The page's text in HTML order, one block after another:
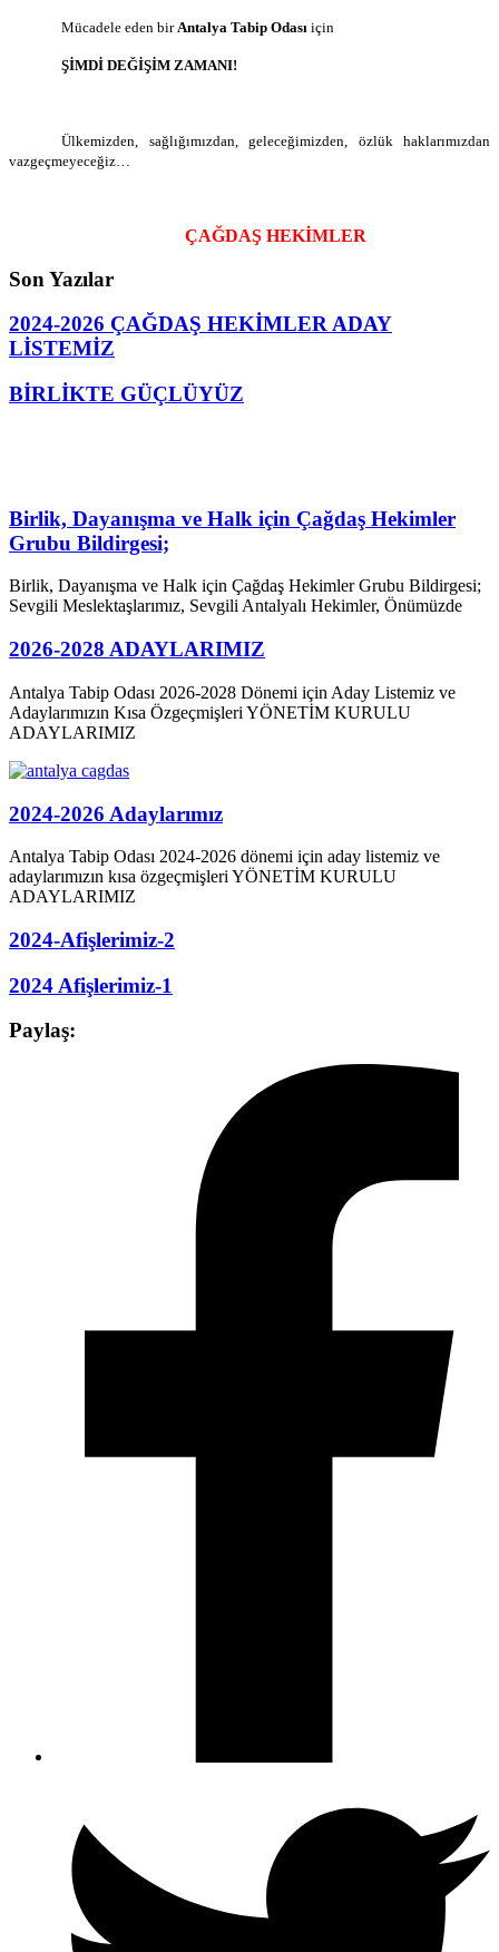
Mücadele eden birAntalya Tabip Odası için
ŞİMDİ DEĞİŞİM ZAMANI!
Ülkemizden, sağlığımızdan, geleceğimizden, özlük haklarımızdan
vazgeçmeyeceğiz…
ÇAĞDAŞ HEKİMLER
Son Yazılar
2024-2026 ÇAĞDAŞ HEKİMLER ADAY
LİSTEMİZ
BİRLİKTE GÜÇLÜYÜZ
Birlik, Dayanışma ve Halk için Çağdaş Hekimler
Grubu Bildirgesi;
Birlik, Dayanışma ve Halk için Çağdaş Hekimler Grubu Bildirgesi;
Sevgili Meslektaşlarımız, Sevgili Antalyalı Hekimler, Önümüzde
2026-2028 ADAYLARIMIZ
Antalya Tabip Odası 2026-2028 Dönemi için Aday Listemiz ve
Adaylarımızın Kısa Özgeçmişleri YÖNETİM KURULU
ADAYLARIMIZ
2024-2026 Adaylarımız
Antalya Tabip Odası 2024-2026 dönemi için aday listemiz ve
adaylarımızın kısa özgeçmişleri YÖNETİM KURULU
ADAYLARIMIZ
2024-Afişlerimiz-2
2024 Afişlerimiz-1
Paylaş: